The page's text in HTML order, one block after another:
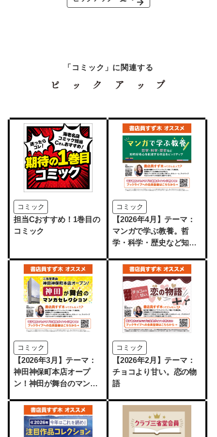
「コミック」に関連する
コミック
担当Cおすすめ！1巻目の
コミック
コミック
【2026年4月】テーマ：
マンガで学ぶ教養。哲
学・科学・歴史など知的
ピックアップ
コミック
【2026年3月】テーマ：
神田神保町本店オープ
ン！神田が舞台のマンガ
コミック
【2026年2月】テーマ：
チョコより甘い。恋の物
語